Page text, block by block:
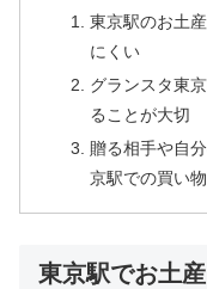
東京駅のお土
にくい
グランスタ東
ることが大切
贈る相手や自
京駅での買い
東京駅でお土